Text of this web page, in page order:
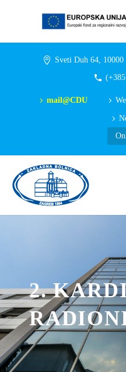
Sveti Duh 64,
mail@CDU
2.